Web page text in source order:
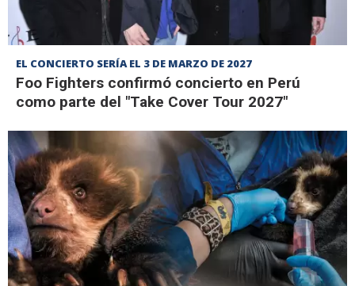
EL CONCIERTO SERÍA EL 3 DE MARZO DE 2027
Foo Fighters confirmó concierto en Perú
como parte del "Take Cover Tour 2027"